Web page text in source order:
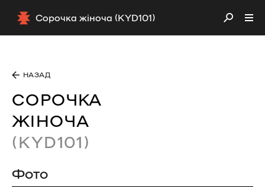
Сорочка жіноча (KYD101)
НАЗАД
СОРОЧКА
ЖІНОЧА
(KYD101)
Фото